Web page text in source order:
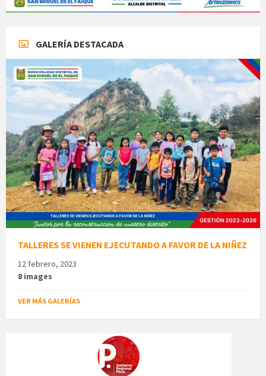
GALERÍA DESTACADA
TALLERES SE VIENEN EJECUTANDO A FAVOR DE LA NIÑEZ
12 febrero, 2023
8 images
VER MÁS GALERÍAS